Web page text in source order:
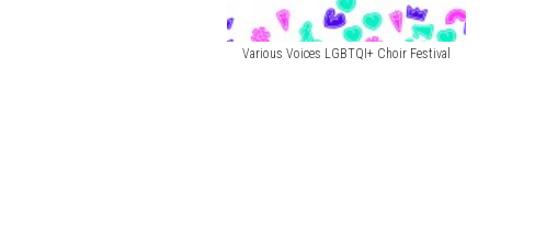
Various Voices LGBTQI+ Choir Festival